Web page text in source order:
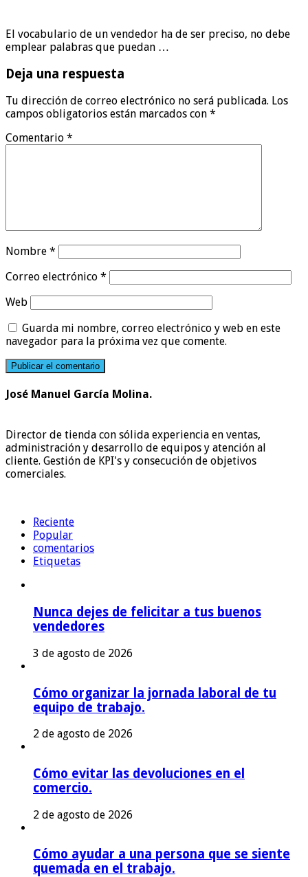
El vocabulario de un vendedor ha de ser preciso, no debe
emplear palabras que puedan …
Deja una respuesta
Tu dirección de correo electrónico no será publicada. Los
campos obligatorios están marcados con *
Comentario *
Nombre *
Correo electrónico *
Web
Guarda mi nombre, correo electrónico y web en este
navegador para la próxima vez que comente.
José Manuel García Molina.
Director de tienda con sólida experiencia en ventas,
administración y desarrollo de equipos y atención al
cliente. Gestión de KPI's y consecución de objetivos
comerciales.
Reciente
Popular
comentarios
Etiquetas
Nunca dejes de felicitar a tus buenos
vendedores
3 de agosto de 2026
Cómo organizar la jornada laboral de tu
equipo de trabajo.
2 de agosto de 2026
Cómo evitar las devoluciones en el
comercio.
2 de agosto de 2026
Cómo ayudar a una persona que se siente
quemada en el trabajo.